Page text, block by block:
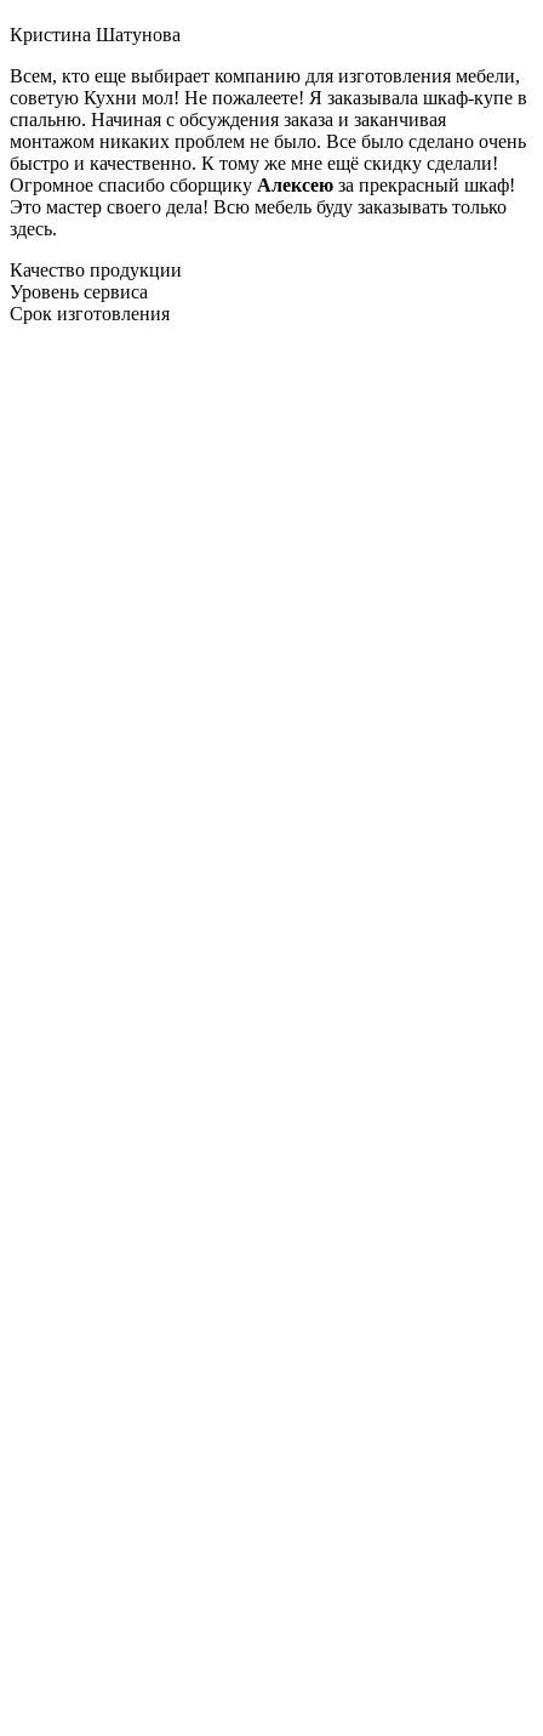
Кристина Шатунова
Всем, кто еще выбирает компанию для изготовления мебели,
советую Кухни мол! Не пожалеете! Я заказывала шкаф-купе в
спальню. Начиная с обсуждения заказа и заканчивая
монтажом никаких проблем не было. Все было сделано очень
быстро и качественно. К тому же мне ещё скидку сделали!
Огромное спасибо сборщику Алексею за прекрасный шкаф!
Это мастер своего дела! Всю мебель буду заказывать только
здесь.
Качество продукции
Уровень сервиса
Срок изготовления